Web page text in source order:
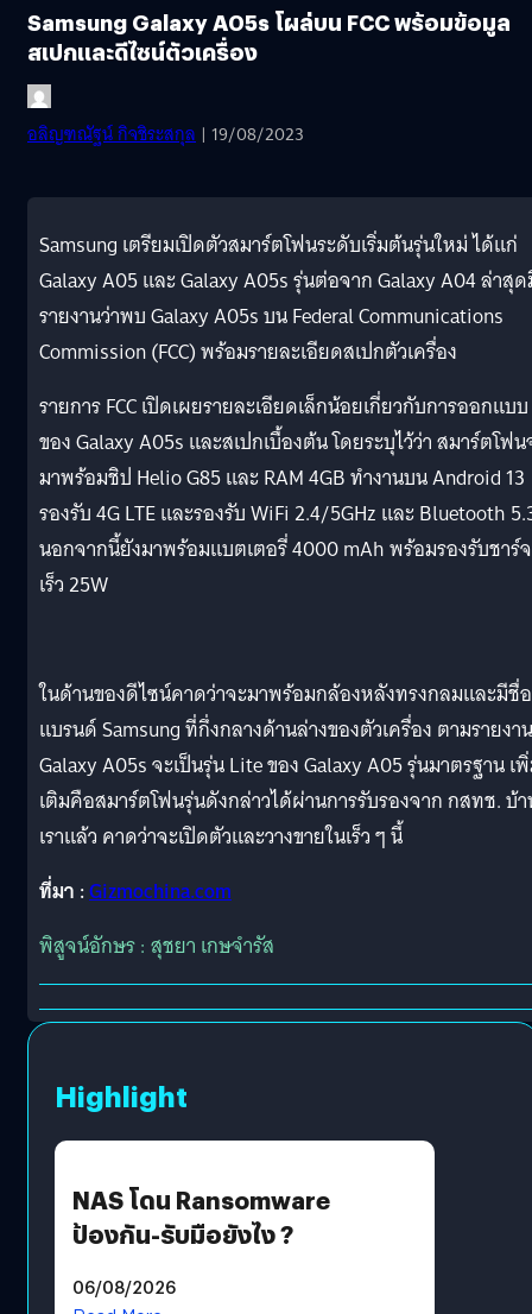
Samsung Galaxy A05s โผล่บน FCC พร้อมข้อมูล
สเปกและดีไซน์ตัวเครื่อง
อลิญฑณัฐน์ กิจชิระสกุล | 19/08/2023
Samsung เตรียมเปิดตัวสมาร์ตโฟนระดับเริ่มต้นรุ่นใหม่ ได้แก่
Galaxy A05 และ Galaxy A05s รุ่นต่อจาก Galaxy A04 ล่าสุ
รายงานว่าพบ Galaxy A05s บน Federal Communications
Commission (FCC) พร้อมรายละเอียดสเปกตัวเครื่อง
รายการ FCC เปิดเผยรายละเอียดเล็กน้อยเกี่ยวกับการออกแบบ
ของ Galaxy A05s และสเปกเบื้องต้น โดยระบุไว้ว่า สมาร์ตโฟ
มาพร้อมชิป Helio G85 และ RAM 4GB ทำงานบน Android 13
รองรับ 4G LTE และรองรับ WiFi 2.4/5GHz และ Bluetooth
นอกจากนี้ยังมาพร้อมแบตเตอรี่ 4000 mAh พร้อมรองรับชาร์จ
เร็ว 25W
ในด้านของดีไซน์คาดว่าจะมาพร้อมกล้องหลังทรงกลมและมีชื่อ
แบรนด์ Samsung ที่กึ่งกลางด้านล่างของตัวเครื่อง ตามรายงาน
Galaxy A05s จะเป็นรุ่น Lite ของ Galaxy A05 รุ่นมาตรฐาน เ
เติมคือสมาร์ตโฟนรุ่นดังกล่าวได้ผ่านการรับรองจาก กสทช. บ้
เราแล้ว คาดว่าจะเปิดตัวและวางขายในเร็ว ๆ นี้
ที่มา :Gizmochina.com
พิสูจน์อักษร : สุชยา เกษจำรัส
Highlight
NAS โดน Ransomware
ป้องกัน-รับมือยังไง ?
06/08/2026